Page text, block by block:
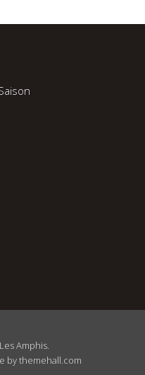
Amphis.
by themehall.com